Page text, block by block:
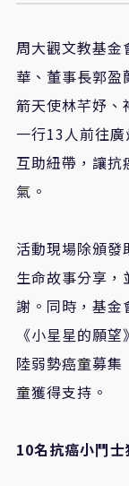
周大觀文教基金
華、董事長郭盈
箭天使林芊妤、
一行13 人前往
互助紐帶，讓抗
氣。
活動現場除頒發
生命故事分享
謝。同時，基
《小星星的願
陸弱勢癌童募
童獲得支持。
10名抗癌小鬥